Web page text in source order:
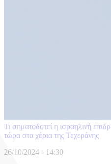
Τι σηματοδοτεί η ισραηλινή
τώρα στα χέρια της Τεχεράνης
26/10/2024 - 14:30